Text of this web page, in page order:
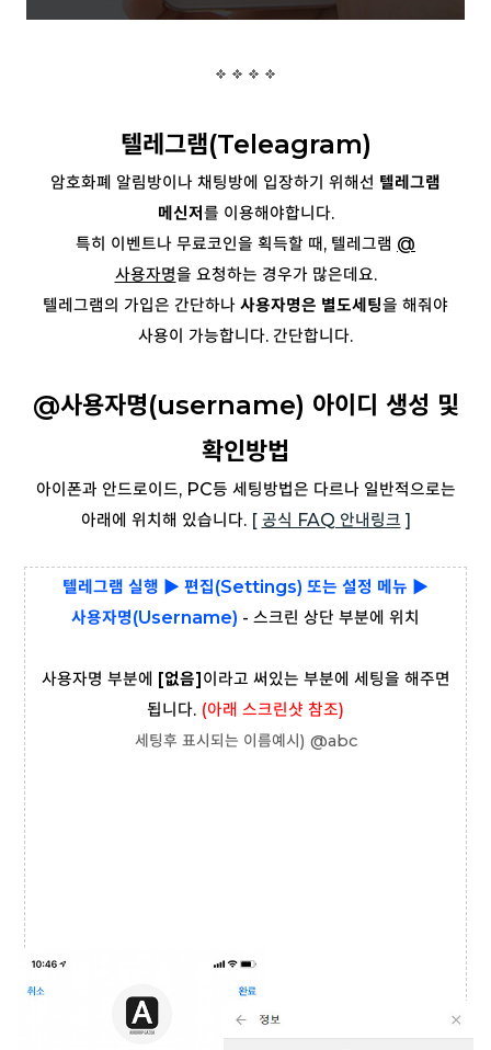
텔레그램(Teleagram)
암호화폐 알림방이나 채팅방에 입장하기 위해선 텔레그램
메신저를 이용해야합니다.
특히 이벤트나 무료코인을 획득할 때, 텔레그램 @
사용자명을 요청하는 경우가 많은데요.
텔레그램의 가입은 간단하나 사용자명은 별도세팅을 해줘야
사용이 가능합니다. 간단합니다.
@사용자명(username) 아이디 생성 및
확인방법
아이폰과 안드로이드, PC등 세팅방법은 다르나 일반적으로는
아래에 위치해 있습니다. [ 공식 FAQ 안내링크 ]
텔레그램 실행 ▶ 편집(Settings) 또는 설정 메뉴 ▶
사용자명(Username) - 스크린 상단 부분에 위치
사용자명 부분에 [없음]이라고 써있는 부분에 세팅을 해주면
됩니다. (아래 스크린샷 참조)
세팅후 표시되는 이름예시) @abc